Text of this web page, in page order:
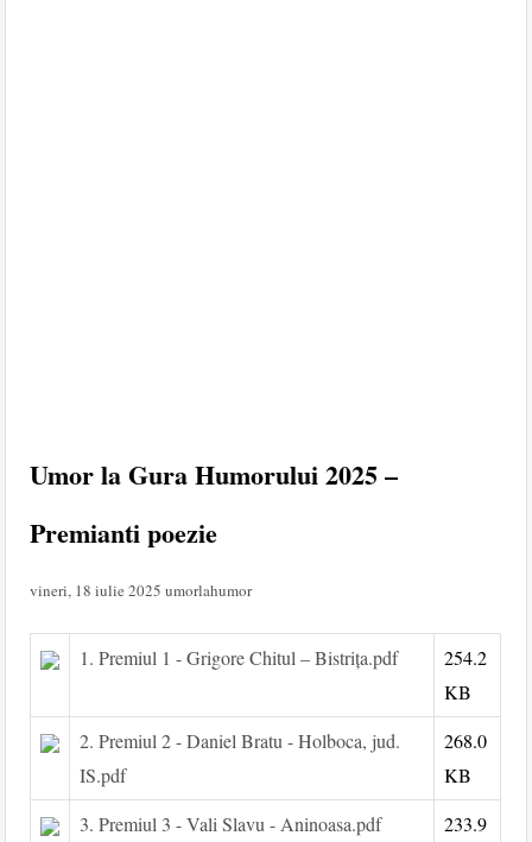
Umor la Gura Humorului 2025 –
Premianti poezie
vineri, 18 iulie 2025 umorlahumor
1. Premiul 1 - Grigore Chitul – Bistrița.pdf
254.2
KB
2. Premiul 2 - Daniel Bratu - Holboca, jud.
IS.pdf
268.0
KB
3. Premiul 3 - Vali Slavu - Aninoasa.pdf
233.9